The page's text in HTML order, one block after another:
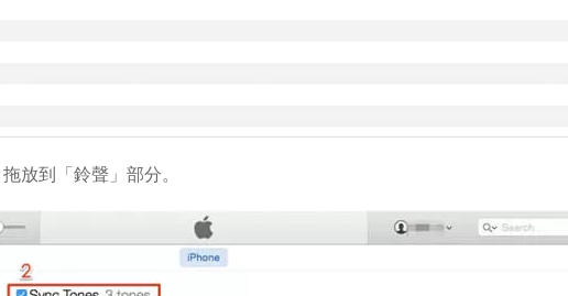
拖放到「鈴聲」部分。